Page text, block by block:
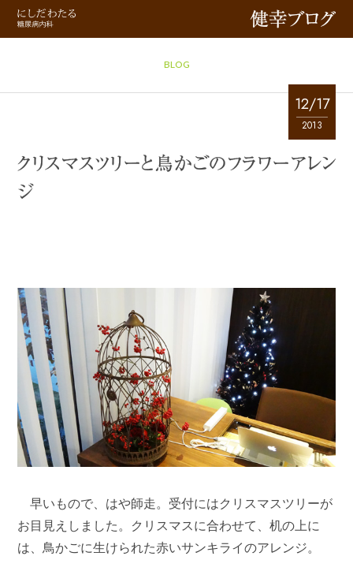
健幸ブログ
BLOG
12/17
2013
クリスマスツリーと鳥かごのフラワーアレン
ジ
早いもので、はや師走。受付にはクリスマスツリーが
お目見えしました。クリスマスに合わせて、机の上に
は、鳥かごに生けられた赤いサンキライのアレンジ。